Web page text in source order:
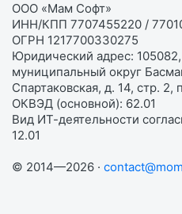
ООО «Мам Софт»
ИНН/КПП 7707455220 /
ОГРН 1217700330275
Юридический адрес:
муниципальный округ
Спартаковская, д. 14, стр.
ОКВЭД (основной): 62.01
Вид ИТ-деятельности
12.01
© 2014—2026 ·